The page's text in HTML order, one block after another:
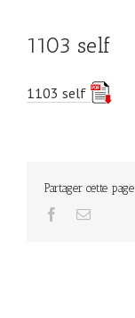
1103 self
1103 self
Partager cette page